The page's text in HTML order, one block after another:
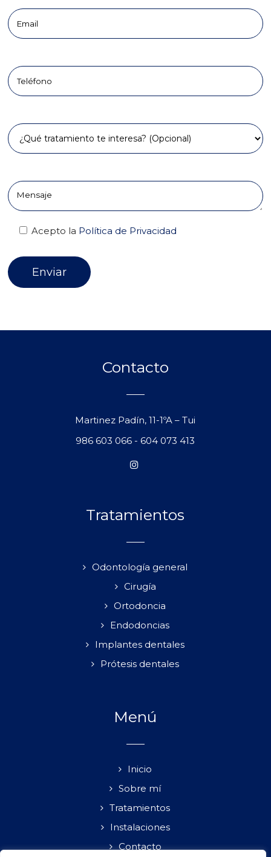
Acepto la Política de Privacidad
Contacto
Martinez Padín, 11-1ºA – Tui
986 603 066 -604 073 413
Tratamientos
Odontología general
Cirugía
Ortodoncia
Endodoncias
Implantes dentales
Prótesis dentales
Menú
Inicio
Sobre mí
Tratamientos
Instalaciones
Contacto